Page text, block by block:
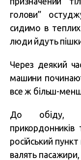
голови”
сидимо в
люди йдуть
Через деякий
машини
все ж більш-
До обіду,
російський
валять пасажири,